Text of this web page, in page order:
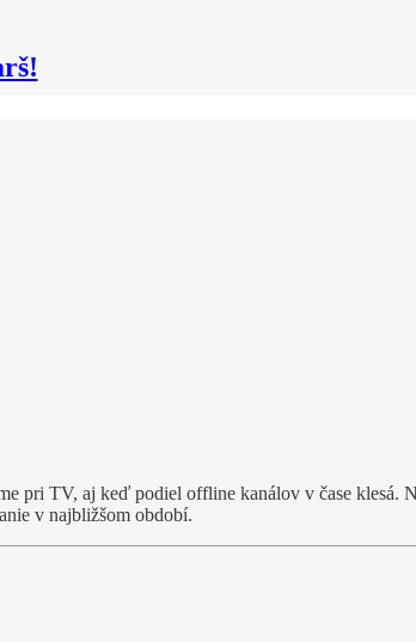
pri TV, aj keď podiel offline kanálov v čase
v najbližšom období.